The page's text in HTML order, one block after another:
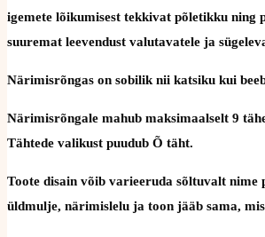
igemete lõikumisest tekkivat põletikku ning
suuremat leevendust valutavatele ja
Närimisrõngas on sobilik nii katsiku kui
Närimisrõngale mahub maksimaalselt 9
Tähtede valikust puudub Õ täht.
Toote disain võib varieeruda sõltuvalt nime
üldmulje, närimislelu ja toon jääb sama,